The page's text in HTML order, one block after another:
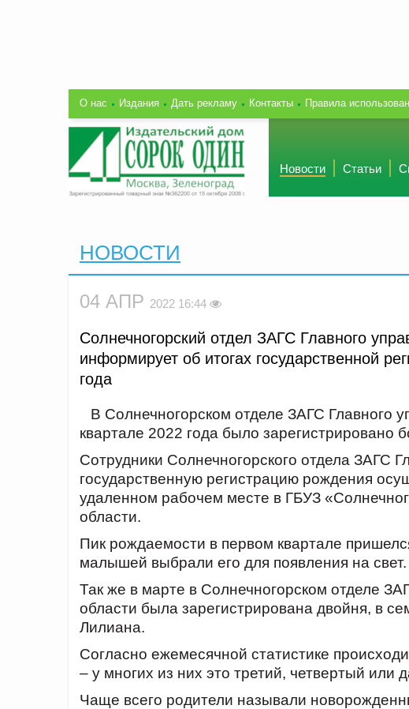
О нас Издания Дать рекламу Контакты Правила
Новости Статьи
НОВОСТИ
04 АПР 2022 16:44
Cолнечногорский отдел ЗАГС Главного
информирует об итогах государственной
года
В Солнечногорском отделе ЗАГС Главного
квартале 2022 года было зарегистрировано
Сотрудники Солнечногорского отдела ЗАГС
государственную регистрацию рождения
удаленном рабочем месте в ГБУЗ
области.
Пик рождаемости в первом квартале
малышей выбрали его для появления на свет.
Так же в марте в Солнечногорском отделе
области была зарегистрирована двойня, в
Лилиана.
Согласно ежемесячной статистике
– у многих из них это третий, четвертый или
Чаще всего родители называли